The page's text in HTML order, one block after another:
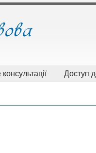
Доступ